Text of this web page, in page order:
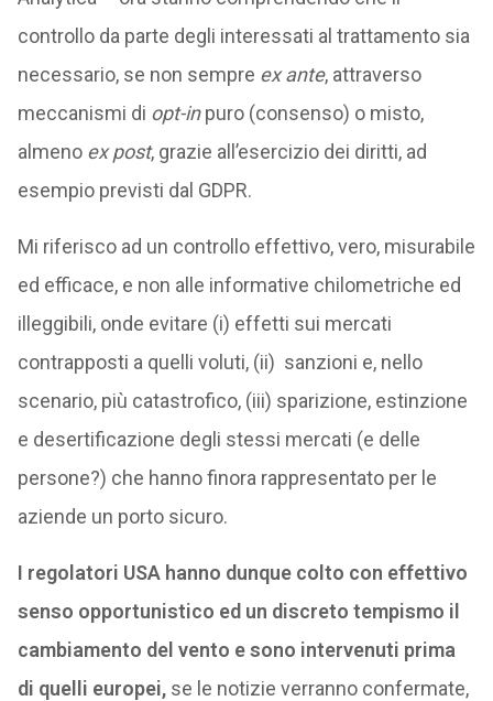
controllo da parte degli interessati al trattamento sia
necessario, se non sempre ex ante, attraverso
meccanismi di opt-inpuro (consenso) o misto,
almeno ex post, grazie all’esercizio dei diritti, ad
esempio previsti dal GDPR.
Mi riferisco ad un controllo effettivo, vero, misurabile
ed efficace, e non alle informative chilometriche ed
illeggibili, onde evitare (i) effetti sui mercati
contrapposti a quelli voluti, (ii) sanzioni e, nello
scenario, più catastrofico, (iii) sparizione, estinzione
e desertificazione degli stessi mercati (e delle
persone?) che hanno finora rappresentato per le
aziende un porto sicuro.
I regolatori USA hanno dunque colto con effettivo
senso opportunistico ed un discreto tempismo il
cambiamento del vento e sono intervenuti prima
di quelli europei,se le notizie verranno confermate,